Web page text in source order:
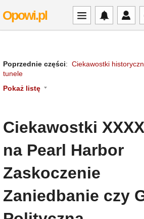
Opowi.pl
Poprzednie części: Ciekawostki
tunele
Pokaż listę
Ciekawostki
na Pearl Harbor
Zaskoczenie
Zaniedbanie czy